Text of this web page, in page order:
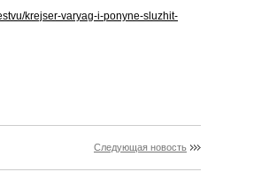
krejser-varyag-i-ponyne-sluzhit-
Следующая новость